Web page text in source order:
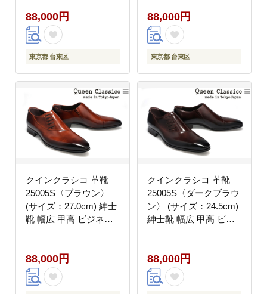
ポン 牛革
88,000円
東京都 台東区
ポン 牛革
88,000円
東京都 台東区
クインクラシコ 革靴
25005S〈ブラウン〉
(サイズ：27.0cm) 紳士
靴 幅広 甲高 ビジネス
ポン 牛革
88,000円
クインクラシコ 革靴
25005S〈ダークブラウ
ン〉 (サイズ：24.5cm)
紳士靴 幅広 甲高 ビジ
リッポン 牛革
88,000円